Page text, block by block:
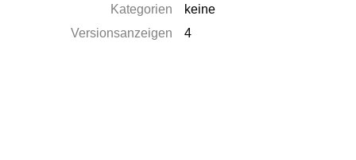
Kategorien
keine
Versionsanzeigen
4